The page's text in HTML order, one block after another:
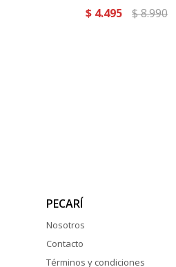
$ 4.495 $8.990
PECARÍ
Nosotros
Contacto
Términos y condiciones